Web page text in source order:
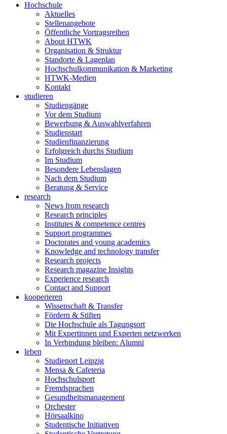
Hochschule
Aktuelles
Stellenangebote
Öffentliche Vortragsreihen
About HTWK
Organisation & Struktur
Standorte & Lageplan
Hochschulkommunikation & Marketing
HTWK-Medien
Kontakt
studieren
Studiengänge
Vor dem Studium
Bewerbung & Auswahlverfahren
Studienstart
Studienfinanzierung
Erfolgreich durchs Studium
Im Studium
Besondere Lebenslagen
Nach dem Studium
Beratung & Service
research
News from research
Research principles
Institutes & competence centres
Support programmes
Doctorates and young academics
Knowledge and technology transfer
Research projects
Research magazine Insights
Experience research
Contact and Support
kooperieren
Wissenschaft & Transfer
Fördern & Stiften
Die Hochschule als Tagungsort
Mit Expertinnen und Experten netzwerken
In Verbindung bleiben: Alumni
leben
Studienort Leipzig
Mensa & Cafeteria
Hochschulsport
Fremdsprachen
Gesundheitsmanagement
Orchester
Hörsaalkino
Studentische Initiativen